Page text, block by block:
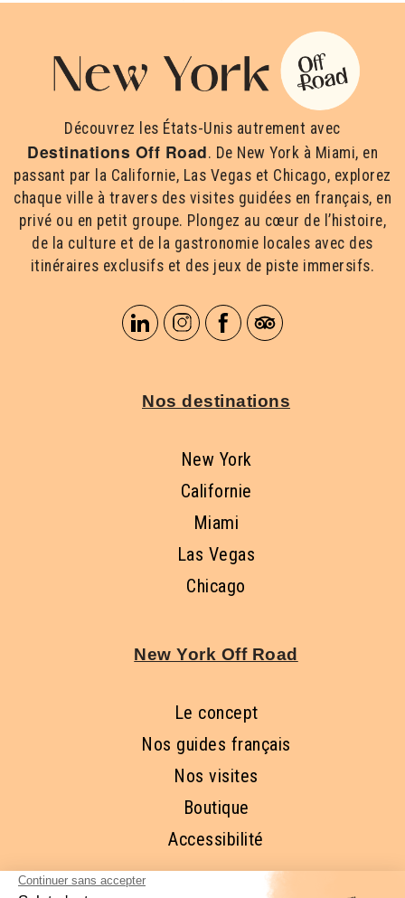
Découvrez les États-Unis autrement avec
Destinations Off Road. De New York à Miami, en
passant par la Californie, Las Vegas et Chicago, explorez
chaque ville à travers des visites guidées en français, en
privé ou en petit groupe. Plongez au cœur de l’histoire,
de la culture et de la gastronomie locales avec des
itinéraires exclusifs et des jeux de piste immersifs.
Nos destinations
New York
Californie
Miami
Las Vegas
Chicago
New York Off Road
Le concept
Nos guides français
Nos visites
Boutique
Accessibilité